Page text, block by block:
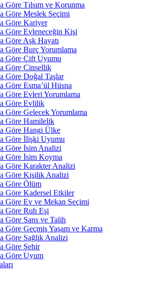
Göre Tılsım ve Korunma
Göre Meslek Seçimi
Göre Kariyer
Göre Evleneceğin Kişi
Göre Aşk Hayatı
Göre Burç Yorumlama
Göre Çift Uyumu
Göre Cinsellik
Göre Doğal Taşlar
Göre Esma’ül Hüsna
Göre Evleri Yorumlama
Göre Evlilik
Göre Gelecek Yorumlama
Göre Hamilelik
Göre Hangi Ülke
Göre İlişki Uyumu
Göre İsim Analizi
Göre İsim Koyma
Göre Karakter Analizi
Göre Kişilik Analizi
Göre Ölüm
Göre Kadersel Etkiler
Göre Ev ve Mekan Seçimi
Göre Ruh Eşi
Göre Şans ve Talih
Göre Geçmiş Yaşam ve Karma
Göre Sağlık Analizi
Göre Şehir
Göre Uyum